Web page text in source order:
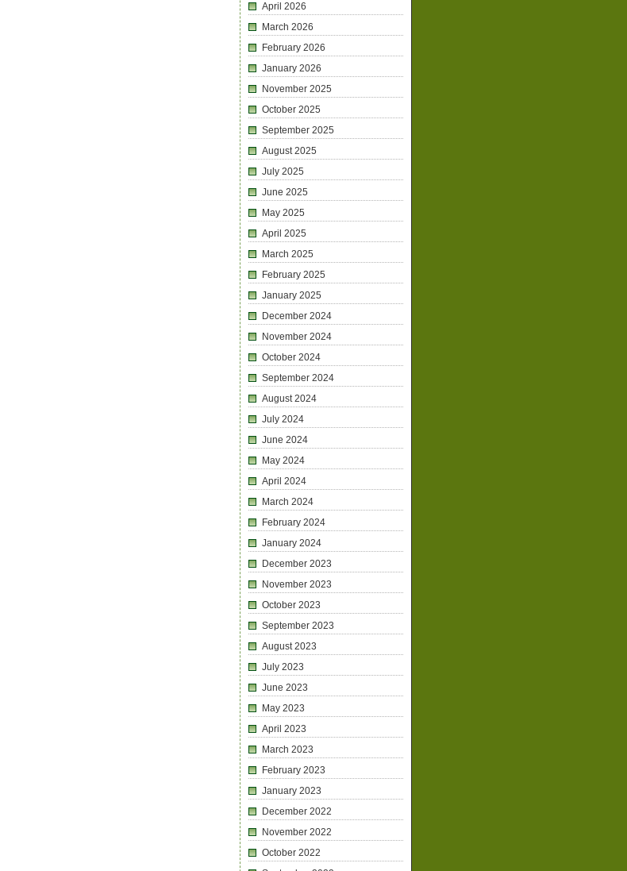
April 2026
March 2026
February 2026
January 2026
November 2025
October 2025
September 2025
August 2025
July 2025
June 2025
May 2025
April 2025
March 2025
February 2025
January 2025
December 2024
November 2024
October 2024
September 2024
August 2024
July 2024
June 2024
May 2024
April 2024
March 2024
February 2024
January 2024
December 2023
November 2023
October 2023
September 2023
August 2023
July 2023
June 2023
May 2023
April 2023
March 2023
February 2023
January 2023
December 2022
November 2022
October 2022